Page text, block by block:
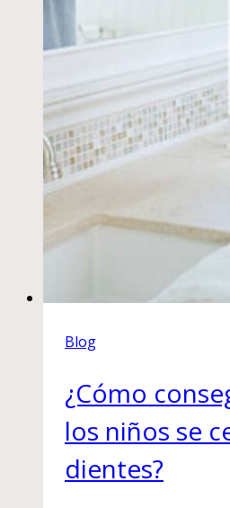
Blog
¿Cómo
los niños se
dientes?